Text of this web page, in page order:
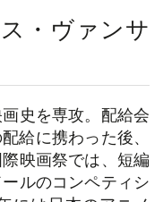
・ヴァンサ
史を専攻。配給会
給に携わった後、
映画祭では、短編
ールのコンペティシ